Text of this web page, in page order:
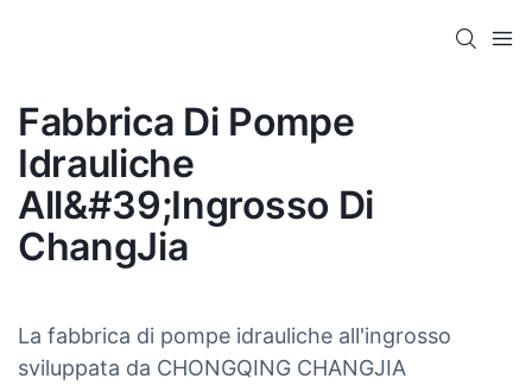
Fabbrica Di Pompe
Idrauliche
All&#39;ingrosso Di
ChangJia
La fabbrica di pompe idrauliche all'ingrosso
sviluppata da CHONGQING CHANGJIA